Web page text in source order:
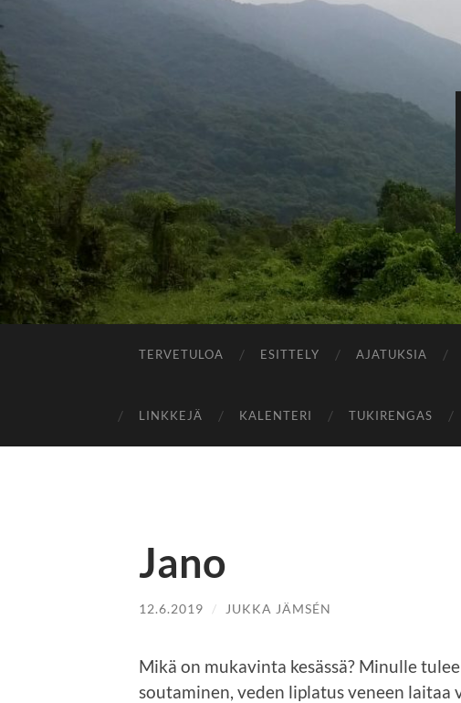
TERVETULOA ESITTELY AJATUKSIA
LINKKEJÄ KALENTERI TUKIRENGAS
Jano
12.6.2019 / JUKKA JÄMSÉN
Mikä on mukavinta kesässä? Minulle
soutaminen, veden liplatus veneen